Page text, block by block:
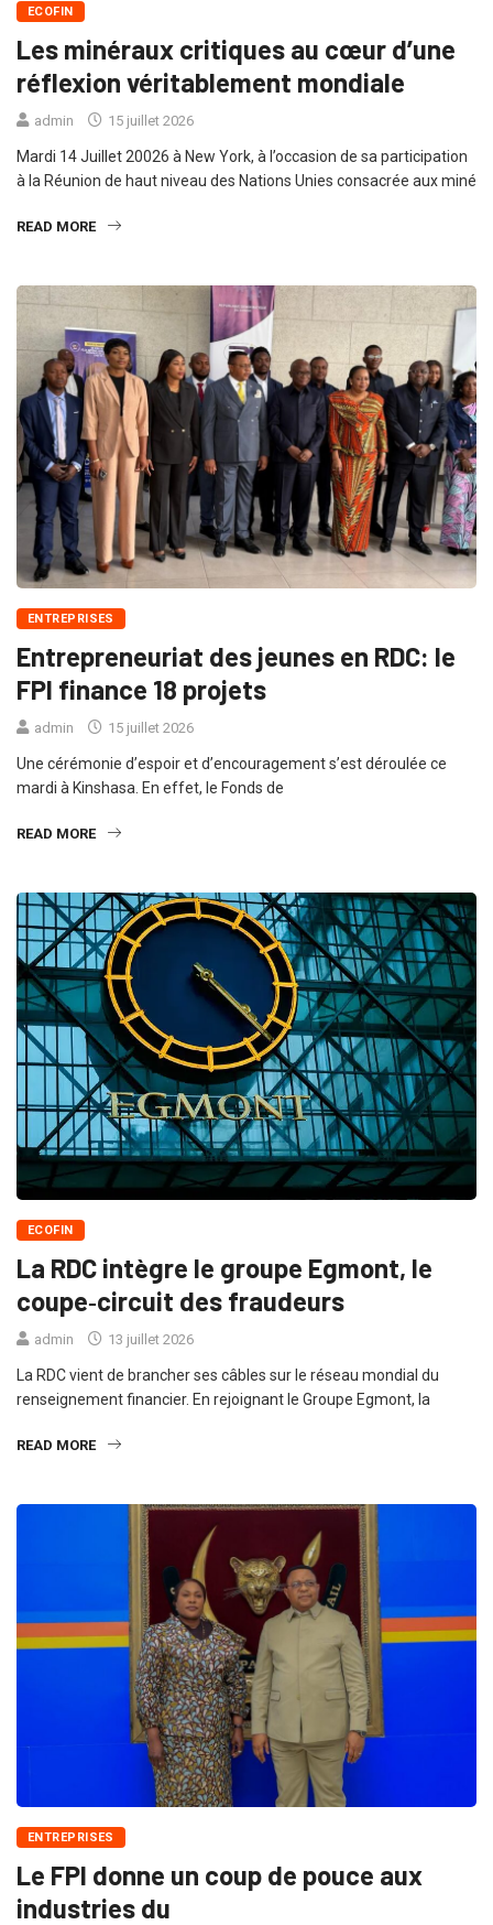
ECOFIN
Les minéraux critiques au cœur d’une
réflexion véritablement mondiale
admin 15 juillet 2026
Mardi 14 Juillet 20026 à New York, à l’occasion de sa participation
à la Réunion de haut niveau des Nations Unies consacrée aux miné
READ MORE
ENTREPRISES
Entrepreneuriat des jeunes en RDC: le
FPI finance 18 projets
admin 15 juillet 2026
Une cérémonie d’espoir et d’encouragement s’est déroulée ce
mardi à Kinshasa. En effet, le Fonds de
READ MORE
ECOFIN
La RDC intègre le groupe Egmont, le
coupe‑circuit des fraudeurs
admin 13 juillet 2026
La RDC vient de brancher ses câbles sur le réseau mondial du
renseignement financier. En rejoignant le Groupe Egmont, la
READ MORE
ENTREPRISES
Le FPI donne un coup de pouce aux
industries du